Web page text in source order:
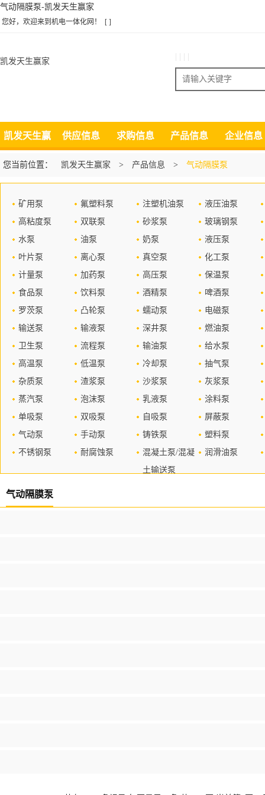
气动隔膜泵-凯发天生赢家
您好，欢迎来到机电一体化网！ [ ]
凯发天生赢家
搜索
凯发天生赢
家
供应信息 求购信息 产品信息 企业信息
您当前位置： 凯发天生赢家 > 产品信息 > 气动隔膜泵
矿用泵 氟塑料泵 注塑机油泵
液压油泵
高粘度泵
双联泵 砂浆泵
玻璃钢泵
水泵
油泵 奶泵
液压泵
叶片泵
离心泵 真空泵
化工泵
计量泵
加药泵 高压泵
保温泵
食品泵
饮料泵 酒精泵
啤酒泵
罗茨泵
凸轮泵 蠕动泵
电磁泵
输送泵
输液泵 深井泵
燃油泵
卫生泵
流程泵 输油泵
给水泵
高温泵
低温泵 冷却泵
抽气泵
杂质泵
渣浆泵 沙浆泵
灰浆泵
蒸汽泵
泡沫泵 乳液泵
涂料泵
单吸泵
双吸泵 自吸泵
屏蔽泵
气动泵
手动泵 铸铁泵
塑料泵
不锈钢泵
耐腐蚀泵
混凝土泵/混凝
土输送泵
润滑油泵
气动隔膜泵